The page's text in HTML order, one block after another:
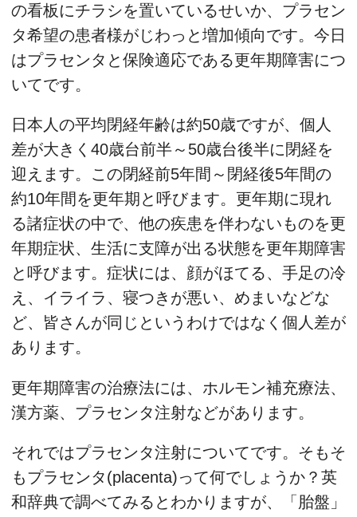
の看板にチラシを置いているせいか、プラセン
タ希望の患者様がじわっと増加傾向です。今日
はプラセンタと保険適応である更年期障害につ
いてです。
日本人の平均閉経年齢は約50歳ですが、個人
差が大きく40歳台前半～50歳台後半に閉経を
迎えます。この閉経前5年間～閉経後5年間の
約10年間を更年期と呼びます。更年期に現れ
る諸症状の中で、他の疾患を伴わないものを更
年期症状、生活に支障が出る状態を更年期障害
と呼びます。症状には、顔がほてる、手足の冷
え、イライラ、寝つきが悪い、めまいなどな
ど、皆さんが同じというわけではなく個人差が
あります。
更年期障害の治療法には、ホルモン補充療法、
漢方薬、プラセンタ注射などがあります。
それではプラセンタ注射についてです。そもそ
もプラセンタ(placenta)って何でしょうか？英
和辞典で調べてみるとわかりますが、「胎盤」